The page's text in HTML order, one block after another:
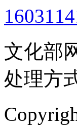
文化部
处理方